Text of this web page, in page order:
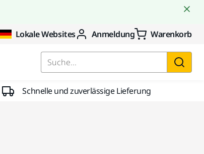
Lokale Websites Anmeldung Warenkorb
Suche...
Schnelle und zuverlässige Lieferung